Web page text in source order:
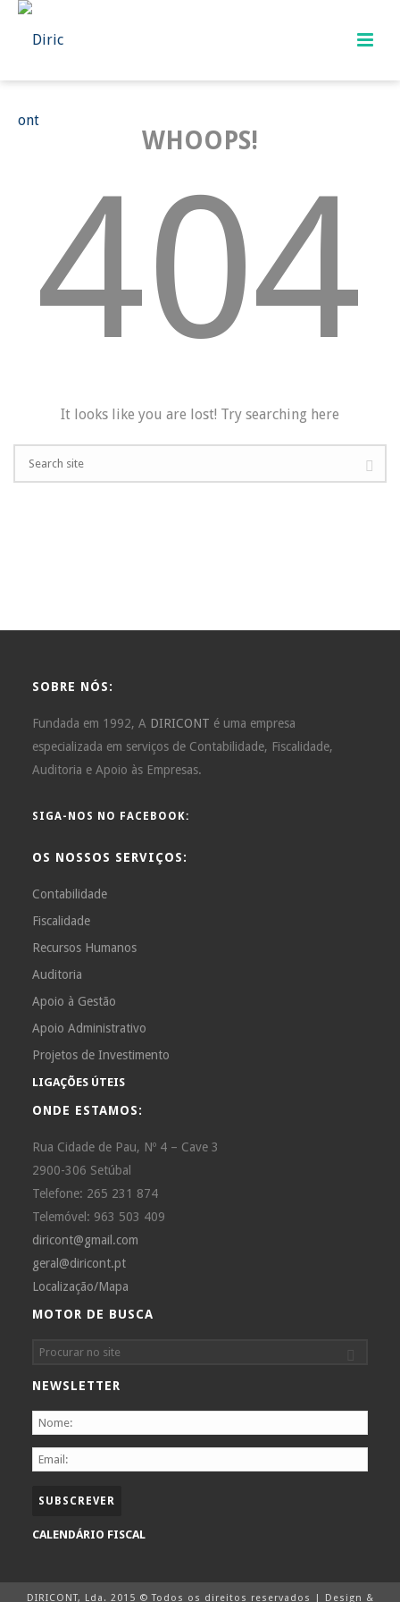
WHOOPS!
404
It looks like you are lost! Try searching here
SOBRE NÓS:
Fundada em 1992, A DIRICONT é uma empresa
especializada em serviços de Contabilidade, Fiscalidade,
Auditoria e Apoio às Empresas.
SIGA-NOS NO FACEBOOK:
OS NOSSOS SERVIÇOS:
Contabilidade
Fiscalidade
Recursos Humanos
Auditoria
Apoio à Gestão
Apoio Administrativo
Projetos de Investimento
LIGAÇÕES ÚTEIS
ONDE ESTAMOS:
Rua Cidade de Pau, Nº 4 – Cave 3
2900-306 Setúbal
Telefone: 265 231 874
Telemóvel: 963 503 409
diricont@gmail.com
geral@diricont.pt
Localização/Mapa
MOTOR DE BUSCA
NEWSLETTER
CALENDÁRIO FISCAL
DIRICONT, Lda. 2015 © Todos os direitos reservados | Design &